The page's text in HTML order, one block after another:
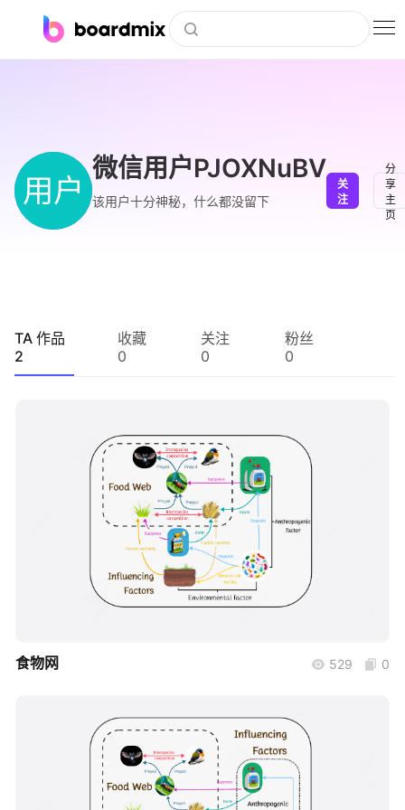
下载
会员
企业服务
知识分享社区
用户
微信用户PJOXNuBV
该用户十分神秘，什么都没留下
关
注
分
享
主
页
TA 作品
2
收藏
0
关注
0
粉丝
0
boardmix
食物网 529 0